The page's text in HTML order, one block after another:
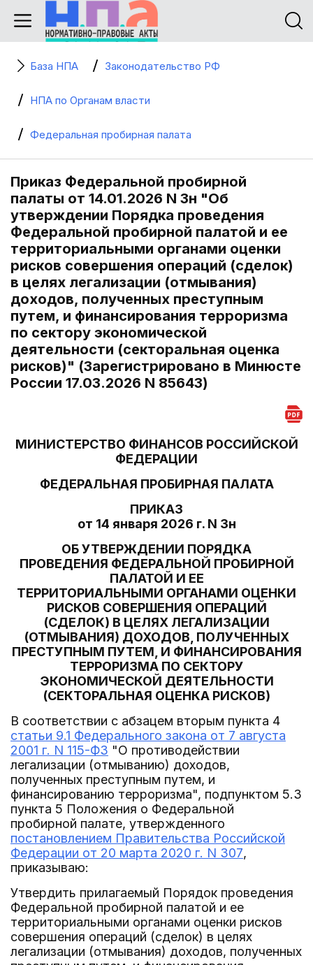
База НПА Законодательство РФ
НПА по Органам власти
Федеральная пробирная палата
Приказ Федеральной пробирной
палаты от 14.01.2026 N 3н "Об
утверждении Порядка проведения
Федеральной пробирной палатой и ее
территориальными органами оценки
рисков совершения операций (сделок)
в целях легализации (отмывания)
доходов, полученных преступным
путем, и финансирования терроризма
по сектору экономической
деятельности (секторальная оценка
рисков)" (Зарегистрировано в Минюсте
России 17.03.2026 N 85643)
МИНИСТЕРСТВО ФИНАНСОВ РОССИЙСКОЙ
ФЕДЕРАЦИИ
ФЕДЕРАЛЬНАЯ ПРОБИРНАЯ ПАЛАТА
ПРИКАЗ
от 14 января 2026 г. N 3н
ОБ УТВЕРЖДЕНИИ ПОРЯДКА
ПРОВЕДЕНИЯ ФЕДЕРАЛЬНОЙ ПРОБИРНОЙ
ПАЛАТОЙ И ЕЕ
ТЕРРИТОРИАЛЬНЫМИ ОРГАНАМИ ОЦЕНКИ
РИСКОВ СОВЕРШЕНИЯ ОПЕРАЦИЙ
(СДЕЛОК) В ЦЕЛЯХ ЛЕГАЛИЗАЦИИ
(ОТМЫВАНИЯ) ДОХОДОВ, ПОЛУЧЕННЫХ
ПРЕСТУПНЫМ ПУТЕМ, И ФИНАНСИРОВАНИЯ
ТЕРРОРИЗМА ПО СЕКТОРУ
ЭКОНОМИЧЕСКОЙ ДЕЯТЕЛЬНОСТИ
(СЕКТОРАЛЬНАЯ ОЦЕНКА РИСКОВ)
В соответствии с абзацем вторым пункта 4
статьи 9.1 Федерального закона от 7 августа
2001 г. N 115-ФЗ "О противодействии
легализации (отмыванию) доходов,
полученных преступным путем, и
финансированию терроризма", подпунктом 5.3
пункта 5 Положения о Федеральной
пробирной палате, утвержденного
постановлением Правительства Российской
Федерации от 20 марта 2020 г. N 307,
приказываю:
Утвердить прилагаемый Порядок проведения
Федеральной пробирной палатой и ее
территориальными органами оценки рисков
совершения операций (сделок) в целях
легализации (отмывания) доходов, полученных